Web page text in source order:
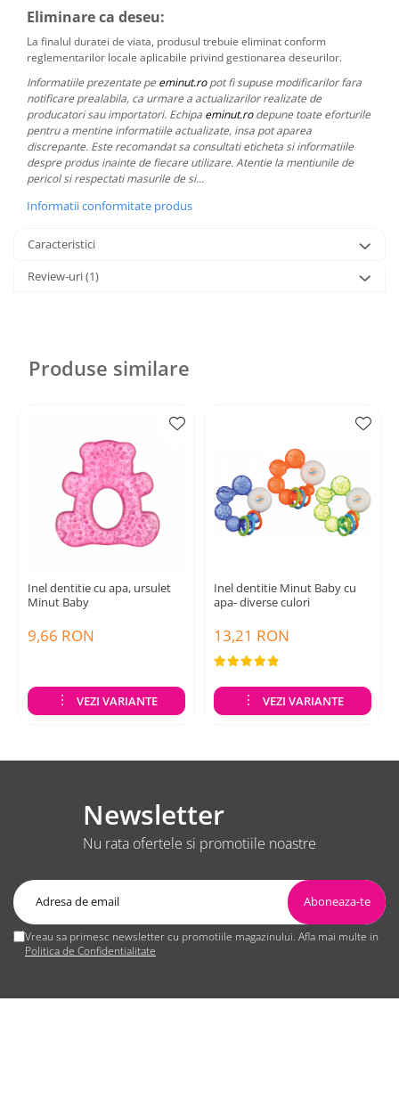
Eliminare ca deseu:
La finalul duratei de viata, produsul trebuie eliminat conform
reglementarilor locale aplicabile privind gestionarea deseurilor.
Informatiile prezentate pe eminut.ropot fi supuse modificarilor fara
notificare prealabila, ca urmare a actualizarilor realizate de
producatori sau importatori. Echipa eminut.rodepune toate eforturile
pentru a mentine informatiile actualizate, insa pot aparea
discrepante. Este recomandat sa consultati eticheta si informatiile
despre produs inainte de fiecare utilizare. Atentie la mentiunile de
pericol si respectati masurile de si...
Informatii conformitate produs
Caracteristici
Review-uri(1)
Produse similare
Inel dentitie cu apa, ursulet
Minut Baby
9,66 RON
VEZI VARIANTE
Inel dentitie Minut Baby cu
apa- diverse culori
13,21 RON
VEZI VARIANTE
Newsletter
Nu rata ofertele si promotiile noastre
Vreau sa primesc newsletter cu promotiile magazinului. Afla mai multe in
Politica de Confidentialitate